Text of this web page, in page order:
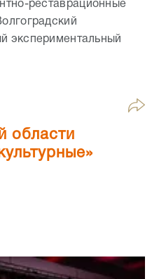
реставрационные
экспериментальный
области